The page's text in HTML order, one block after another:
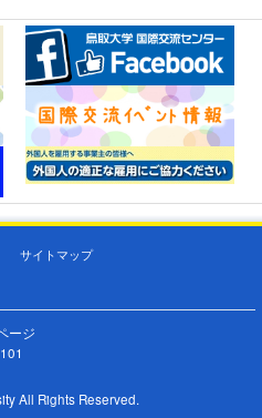
サイトマップ
ージ
All Rights Reserved.